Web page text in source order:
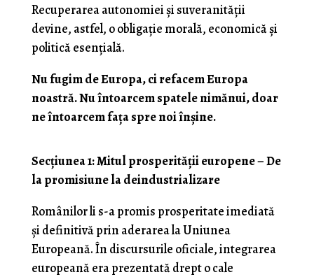
Recuperarea autonomiei și suveranității
devine, astfel, o obligație morală, economică și
politică esențială.
Nu fugim de Europa, ci refacem Europa
noastră. Nu întoarcem spatele nimănui, doar
ne întoarcem fața spre noi înșine.
Secțiunea 1: Mitul prosperității europene – De
la promisiune la deindustrializare
Românilor li s-a promis prosperitate imediată
și definitivă prin aderarea la Uniunea
Europeană. În discursurile oficiale, integrarea
europeană era prezentată drept o cale